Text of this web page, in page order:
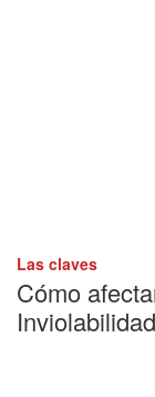
Las claves
Cómo